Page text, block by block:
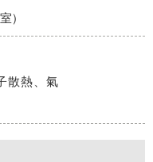
)
散熱、氣